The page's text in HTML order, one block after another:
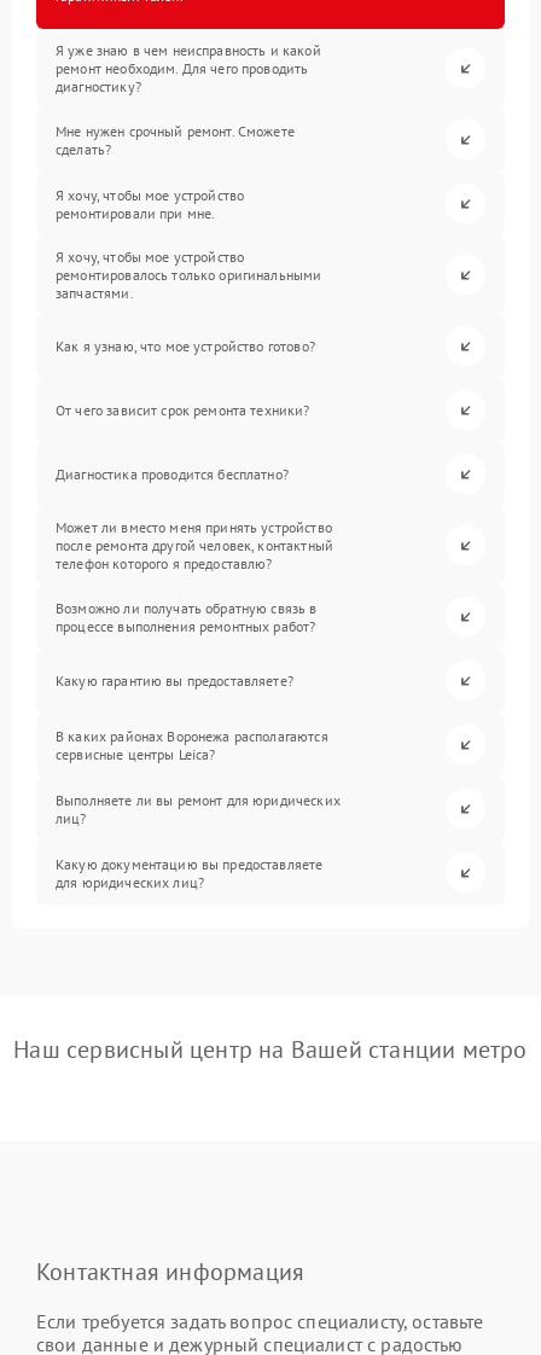
Я уже знаю в чем неисправность и какой
ремонт необходим. Для чего проводить
диагностику?
Мне нужен срочный ремонт. Сможете
сделать?
Я хочу, чтобы мое устройство
ремонтировали при мне.
Я хочу, чтобы мое устройство
ремонтировалось только оригинальными
запчастями.
Как я узнаю, что мое устройство готово?
От чего зависит срок ремонта техники?
Диагностика проводится бесплатно?
Может ли вместо меня принять устройство
после ремонта другой человек, контактный
телефон которого я предоставлю?
Возможно ли получать обратную связь в
процессе выполнения ремонтных работ?
Какую гарантию вы предоставляете?
В каких районах Воронежа располагаются
сервисные центры Leica?
Выполняете ли вы ремонт для юридических
лиц?
Какую документацию вы предоставляете
для юридических лиц?
Наш сервисный центр на Вашей станции метро
Контактная информация
Если требуется задать вопрос специалисту, оставьте
свои данные и дежурный специалист с радостью